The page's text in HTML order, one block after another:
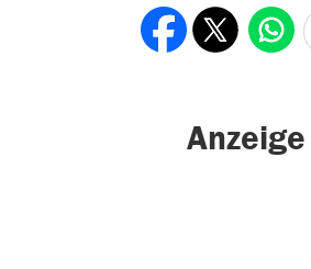
Anzeige